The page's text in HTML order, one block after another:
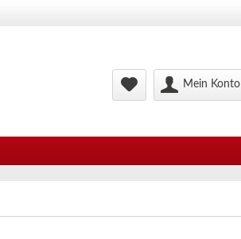
Mein Konto